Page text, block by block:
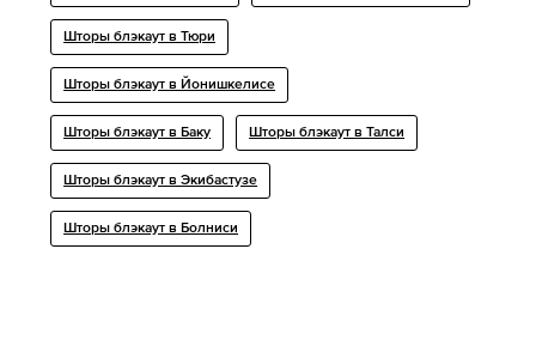
Шторы блэкаут в Тюри
Шторы блэкаут в Йонишкелисе
Шторы блэкаут в Баку Шторы блэкаут в Талси
Шторы блэкаут в Экибастузе
Шторы блэкаут в Болниси